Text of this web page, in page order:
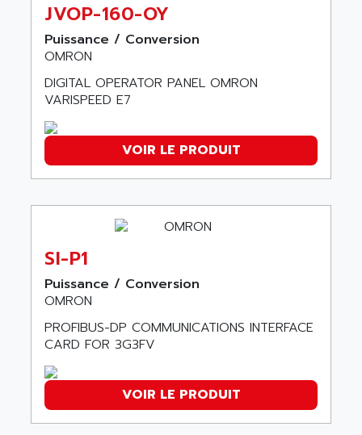
C350 / C370
RAIL SWITCH
SBC
HMI
SIMATIC OPERATOR PANEL
OPERATOR PANEL
APRIL 2000
APRIL 7000
SMC600
SMC25 et SMC 35
SMC 50 / SMC 600
SMC 600
SMC50 / SMC600
SMC25 et SMC35
SMC25
ABC VISION
ABG
ABL
ABL SURSUM
ABOUTBATTERIE
ABS COMPUTERS
ABS SYSTEM
ABSOCODER
ABUS
ABUS ELECTRONIC
AC
AC AUTOMATION
AC SMARTMOTION
ACB
JVOP-160-OY
Puissance / Conversion
OMRON
DIGITAL OPERATOR PANEL OMRON
VARISPEED E7
VOIR LE PRODUIT
SI-P1
Puissance / Conversion
OMRON
PROFIBUS-DP COMMUNICATIONS INTERFACE
CARD FOR 3G3FV
VOIR LE PRODUIT